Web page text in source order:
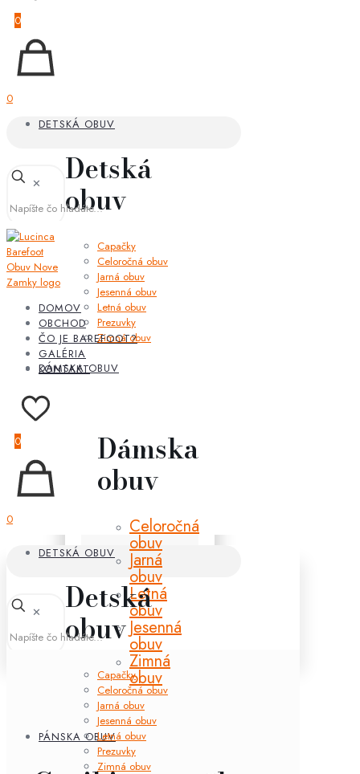
0
0
DETSKÁ OBUV
Detská
obuv
Capačky
Celoročná obuv
Jarná obuv
Jesenná obuv
Letná obuv
Prezuvky
Zimná obuv
DÁMSKA OBUV
Dámska
obuv
Celoročná
obuv
Jarná
obuv
Letná
obuv
Jesenná
obuv
Zimná
obuv
PÁNSKA OBUV
✕
DOMOV
OBCHOD
ČO JE BAREFOOT?
GALÉRIA
KONTAKT
0
0
DETSKÁ OBUV
Detská
obuv
Capačky
Celoročná obuv
Jarná obuv
Jesenná obuv
Letná obuv
Prezuvky
Zimná obuv
✕